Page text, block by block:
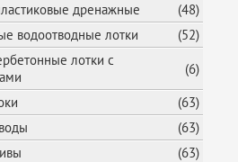
дренажные
(48)
водоотводные лотки
(52)
лотки с
(6)
(63)
(63)
(63)